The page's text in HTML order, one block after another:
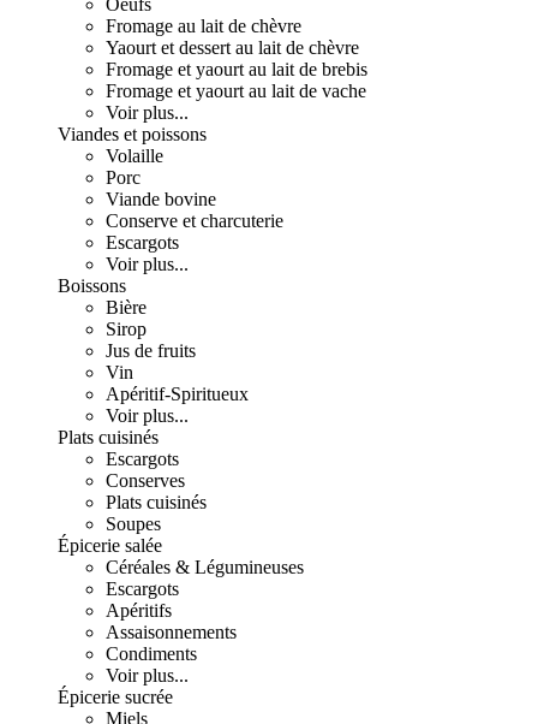
Oeufs
Fromage au lait de chèvre
Yaourt et dessert au lait de chèvre
Fromage et yaourt au lait de brebis
Fromage et yaourt au lait de vache
Voir plus...
Viandes et poissons
Volaille
Porc
Viande bovine
Conserve et charcuterie
Escargots
Voir plus...
Boissons
Bière
Sirop
Jus de fruits
Vin
Apéritif-Spiritueux
Voir plus...
Plats cuisinés
Escargots
Conserves
Plats cuisinés
Soupes
Épicerie salée
Céréales & Légumineuses
Escargots
Apéritifs
Assaisonnements
Condiments
Voir plus...
Épicerie sucrée
Miels